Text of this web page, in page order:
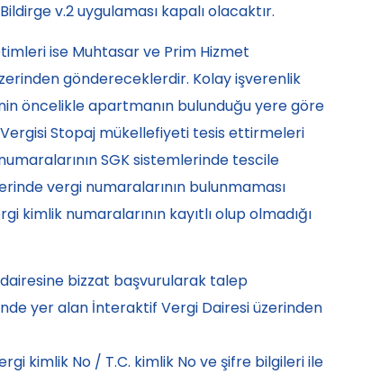
v.2 uygulaması kapalı olacaktır.
ise Muhtasar ve Prim Hizmet
göndereceklerdir. Kolay işverenlik
öncelikle apartmanın bulunduğu yere göre
Stopaj mükellefiyeti tesis ettirmeleri
SGK sistemlerinde tescile
vergi numaralarının bulunmaması
numaralarının kayıtlı olup olmadığı
bizzat başvurularak talep
yer alan İnteraktif Vergi Dairesi üzerinden
kimlik No / T.C. kimlik No ve şifre bilgileri ile